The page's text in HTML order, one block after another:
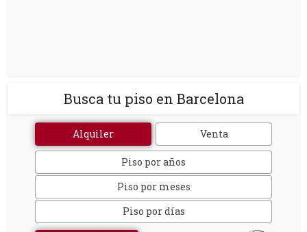
Busca tu piso en Barcelona
Alquiler Venta
Piso por años
Piso por meses
Piso por días